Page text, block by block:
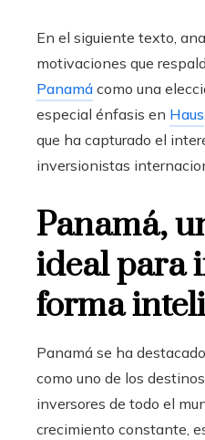
En el siguiente texto,
motivaciones que
Panamá como una
especial énfasis en Haus
que ha capturado el
inversionistas
Panamá,
ideal para
forma
Panamá se ha
como uno de los
inversores de todo el
crecimiento constante,